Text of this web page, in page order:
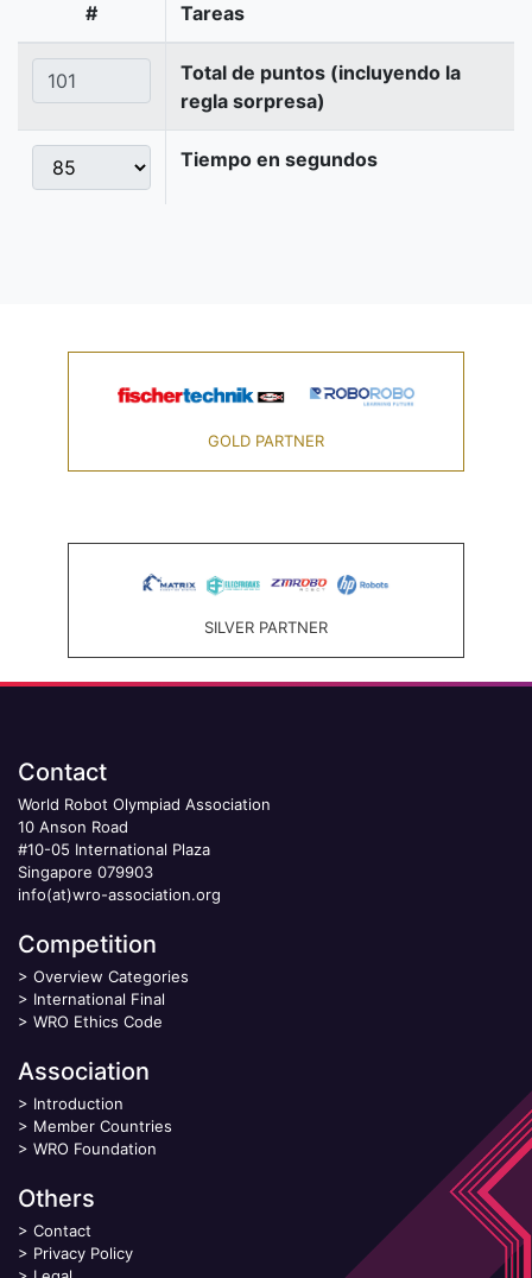
# Tareas
Total de puntos (incluyendo la
regla sorpresa)
Tiempo en segundos
GOLD PARTNER
SILVER PARTNER
Contact
World Robot Olympiad Association
10 Anson Road
#10-05 International Plaza
Singapore 079903
info(at)wro-association.org
Competition
> Overview Categories
> International Final
> WRO Ethics Code
Association
> Introduction
> Member Countries
> WRO Foundation
Others
> Contact
> Privacy Policy